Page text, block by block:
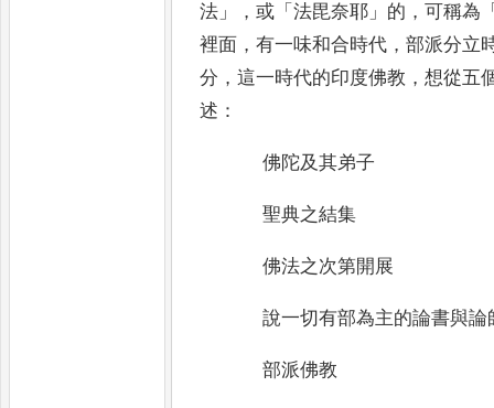
法 」，或 「法毘奈耶 」 的 ，可稱為
裡面 ，有一味和合時代 ，部派分立
分 ，這一時代的印度佛教 ，想從五
述 ：
佛陀及其弟子
聖典之結集
佛法之次第開展
說一切有部為主的論書與論
部派佛教